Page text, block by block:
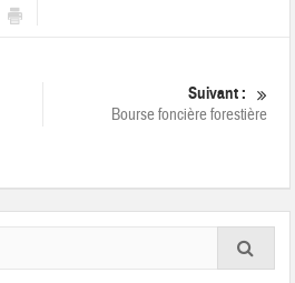
Suivant :
Bourse foncière forestière